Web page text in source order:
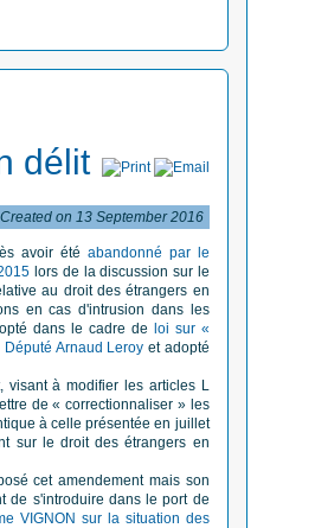
délit
Created on 13 September 2016
avoir été abandonné par le
lors de la discussion sur le
au droit des étrangers en
en cas d'intrusion dans les
dans le cadre de loi sur «
Arnaud Leroy et adopté
visant à modifier les articles L
de « correctionnaliser » les
à celle présentée en juillet
sur le droit des étrangers en
cet amendement mais son
de s'introduire dans le port de
VIGNON sur la situation des